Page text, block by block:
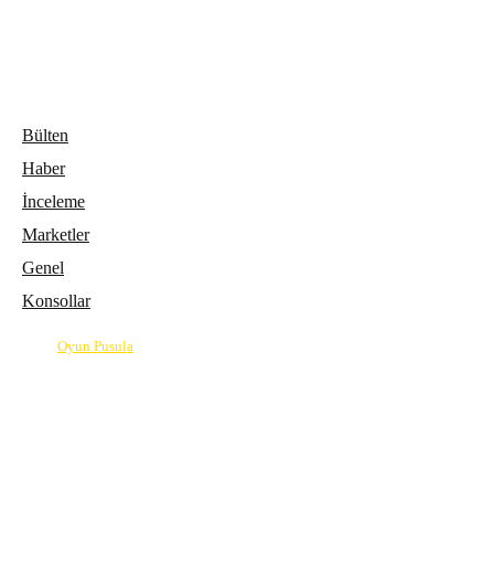
Bülten
Haber
İnceleme
Marketler
Genel
Konsollar
Oyun Pusula